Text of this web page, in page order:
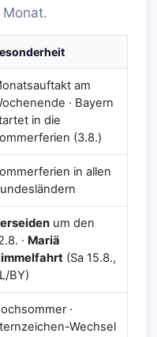
am
· Bayern
in die
(3.8.)
in allen
um den
· Mariä
(Sa 15.8.,
BY)
·
Wechsel